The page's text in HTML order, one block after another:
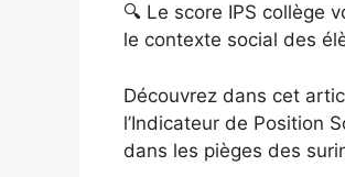
🔍 Le score IPS collège
le contexte social des
Découvrez dans cet
l’Indicateur de Position
dans les pièges des